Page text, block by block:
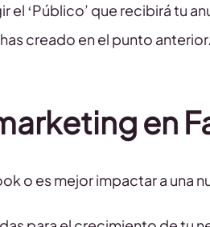
el ‘Público’ que recibirá tu
creado en el punto anterior.
en
o es mejor impactar a una